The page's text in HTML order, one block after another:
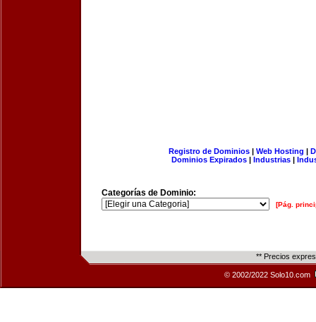
Registro de Dominios| Web Hosting |
Dominios Expirados | Industrias |
Categorías de Dominio:
[Pág.
** Precios
© 2002/2022 Solo10.com